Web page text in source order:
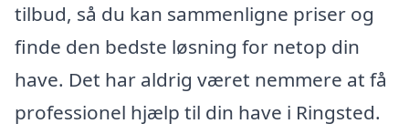
tilbud, så du kan sammenligne priser og
finde den bedste løsning for netop din
have. Det har aldrig været nemmere at få
professionel hjælp til din have i Ringsted.